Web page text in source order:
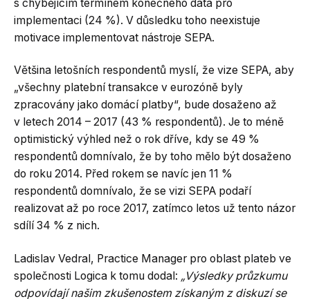
s chybějícím termínem konečného data pro
implementaci (24 %). V důsledku toho neexistuje
motivace implementovat nástroje SEPA.
Většina letošních respondentů myslí, že vize SEPA, aby
„všechny platební transakce v eurozóně byly
zpracovány jako domácí platby“, bude dosaženo až
v letech 2014 – 2017 (43 % respondentů). Je to méně
optimistický výhled než o rok dříve, kdy se 49 %
respondentů domnívalo, že by toho mělo být dosaženo
do roku 2014. Před rokem se navíc jen 11 %
respondentů domnívalo, že se vizi SEPA podaří
realizovat až po roce 2017, zatímco letos už tento názor
sdílí 34 % z nich.
Ladislav Vedral, Practice Manager pro oblast plateb ve
společnosti Logica k tomu dodal: „Výsledky průzkumu
odpovídají našim zkušenostem získaným z diskuzí se